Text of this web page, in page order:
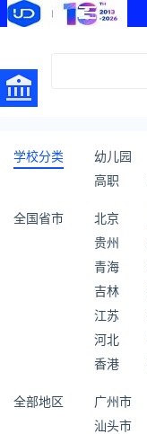
学校分类 幼儿园
高职
全国省市 北京
贵州
青海
吉林
江苏
河北
香港
全部地区 广州市
汕头市